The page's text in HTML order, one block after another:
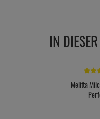
IN
Melitta